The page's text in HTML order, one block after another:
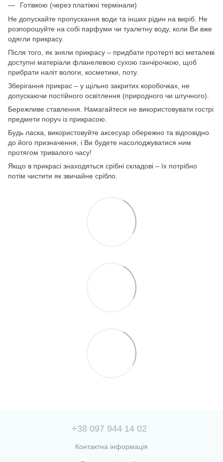
Готівкою (через платіжні термінали)
Не допускайте пропускання води та інших рідин на виріб. Не
розпорошуйте на собі парфуми чи туалетну воду, коли Ви вже
одягли прикрасу.
Після того, як зняли прикрасу – придбати протерті всі металеві
доступні матеріали фланелевою сухою ганчірочкою, щоб
прибрати наліт вологи, косметики, поту.
Зберігання прикрас – у щільно закритих коробочках, не
допускаючи постійного освітлення (природного чи штучного).
Бережливе ставлення. Намагайтеся не використовувати гострі
предмети поруч із прикрасою.
Будь ласка, використовуйте аксесуар обережно та відповідно
до його призначення, і Ви будете насолоджуватися ним
протягом тривалого часу!
Якщо в прикрасі знаходяться срібні складові – їх потрібно
потім чистити як звичайне срібло.
+38 097 944 14 02
Контактна інформація